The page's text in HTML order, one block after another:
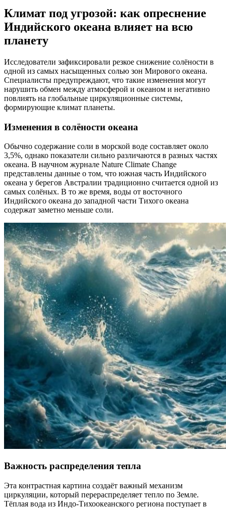
Климат под угрозой: как опреснение
Индийского океана влияет на всю
планету
Исследователи зафиксировали резкое снижение солёности в
одной из самых насыщенных солью зон Мирового океана.
Специалисты предупреждают, что такие изменения могут
нарушить обмен между атмосферой и океаном и негативно
повлиять на глобальные циркуляционные системы,
формирующие климат планеты.
Изменения в солёности океана
Обычно содержание соли в морской воде составляет около
3,5%, однако показатели сильно различаются в разных частях
океана. В научном журнале Nature Climate Change
представлены данные о том, что южная часть Индийского
океана у берегов Австралии традиционно считается одной из
самых солёных. В то же время, воды от восточного
Индийского океана до западной части Тихого океана
содержат заметно меньше соли.
Важность распределения тепла
Эта контрастная картина создаёт важный механизм
циркуляции, который перераспределяет тепло по Земле.
Тёплая вода из Индо-Тихоокеанского региона поступает в